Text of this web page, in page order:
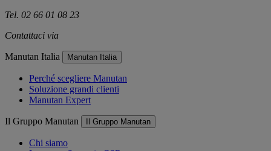
Tel. 02 66 01 08 23
Contattaci via
Manutan Italia Manutan Italia
Perché scegliere Manutan
Soluzione grandi clienti
Manutan Expert
Il Gruppo Manutan Il Gruppo Manutan
Chi siamo